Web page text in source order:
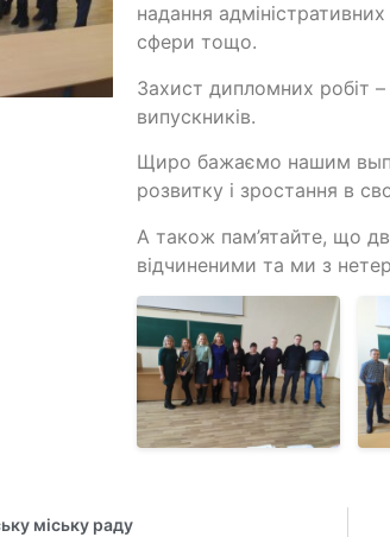
надання
сфери тощо.
Захист дипломних робіт
випускників.
Щиро бажаємо нашим
розвитку і зростання в
А також пам’ятайте, що
відчиненими та ми з
міську раду